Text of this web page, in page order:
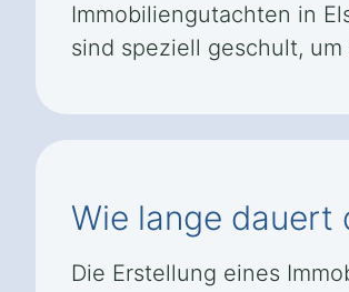
Immobiliengutachten in
sind speziell geschult,
Wie lange dauert
Die Erstellung eines